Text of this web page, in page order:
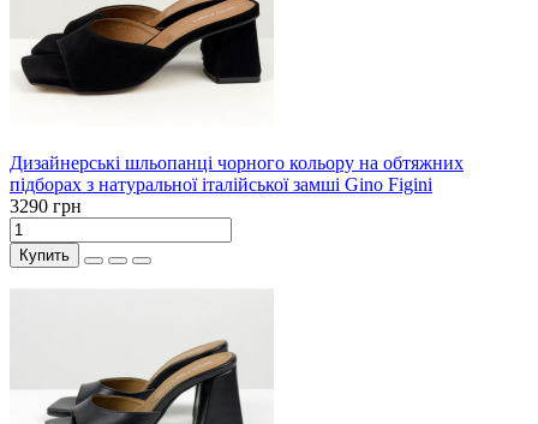
Дизайнерські шльопанці чорного кольору на обтяжних
підборах з натуральної італійської замші Gino Figini
3290 грн
Купить